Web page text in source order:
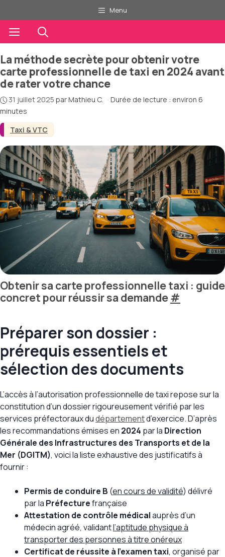
au
contenu
Menu
Menu
Taxi & VTC
La méthode secrète pour obtenir votre
carte professionnelle de taxi en 2024 avant
de rater votre chance
31 juillet 2025 parMathieu C. · Durée de lecture : environ 6
minutes
Obtenir sa carte professionnelle taxi : guide
concret pour réussir sa demande#
Préparer son dossier :
prérequis essentiels et
sélection des documents
L’accès à l’autorisation professionnelle de taxi repose sur la
constitution d’un dossier rigoureusement vérifié par les
services préfectoraux dudépartementd’exercice. D’après
les recommandations émises en 2024 par la Direction
Générale des Infrastructures des Transports et de la
Mer (DGITM), voici la liste exhaustive des justificatifs à
fournir :
Permis de conduire B (en cours de validité) délivré
par la Préfecturefrançaise
Attestation de contrôle médicalauprès d’un
médecin agréé, validantl’aptitude physique à
transporter des personnes à titre onéreux
Certificat de réussite à l’examen taxi, organisé par